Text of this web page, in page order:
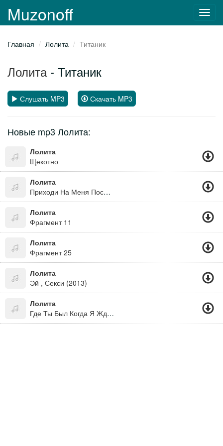
Muzonoff
Главная Лолита Титаник
Лолита- Титаник
Слушать MP3 Скачать MP3
Новые mp3 Лолита:
Лолита
Щекотно
Лолита
Приходи На Меня Посмотреть
Лолита
Фрагмент 11
Лолита
Фрагмент 25
Лолита
Эй , Секси (2013)
Лолита
Где Ты Был Когда Я Ждала Где Ты Был Когда Я Не Спала Где Ты Был Когда Слезы Мои Лились До Утра Как Вода Из Ведра.. Слушай Отвали!!